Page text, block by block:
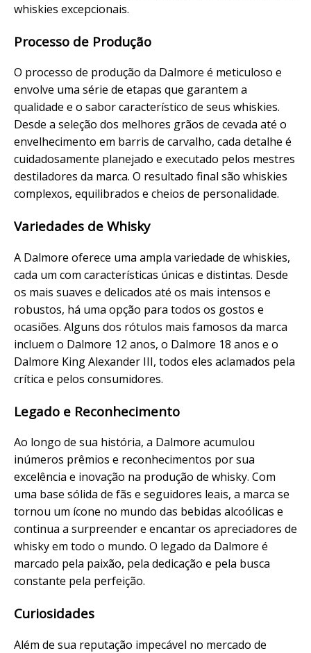
whiskies excepcionais.
Processo de Produção
O processo de produção da Dalmore é meticuloso e
envolve uma série de etapas que garantem a
qualidade e o sabor característico de seus whiskies.
Desde a seleção dos melhores grãos de cevada até o
envelhecimento em barris de carvalho, cada detalhe é
cuidadosamente planejado e executado pelos mestres
destiladores da marca. O resultado final são whiskies
complexos, equilibrados e cheios de personalidade.
Variedades de Whisky
A Dalmore oferece uma ampla variedade de whiskies,
cada um com características únicas e distintas. Desde
os mais suaves e delicados até os mais intensos e
robustos, há uma opção para todos os gostos e
ocasiões. Alguns dos rótulos mais famosos da marca
incluem o Dalmore 12 anos, o Dalmore 18 anos e o
Dalmore King Alexander III, todos eles aclamados pela
crítica e pelos consumidores.
Legado e Reconhecimento
Ao longo de sua história, a Dalmore acumulou
inúmeros prêmios e reconhecimentos por sua
excelência e inovação na produção de whisky. Com
uma base sólida de fãs e seguidores leais, a marca se
tornou um ícone no mundo das bebidas alcoólicas e
continua a surpreender e encantar os apreciadores de
whisky em todo o mundo. O legado da Dalmore é
marcado pela paixão, pela dedicação e pela busca
constante pela perfeição.
Curiosidades
Além de sua reputação impecável no mercado de